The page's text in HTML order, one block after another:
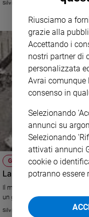
giovani
Adolescenza
Bioetica
Video
Podcast
Silvio Mengotto
GIORNATA DELLA
La bambina rom che
Il mancato riconoscimento
un grave crimine consumato
Silvio Mengotto
Riusciamo a
grazie alla
Accettando i
nostri partner di
personalizzata
Avrai comunque
consenso in
Selezionando
annunci su
Selezionando
attivati annunci
cookie o
potranno